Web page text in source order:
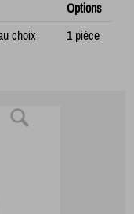
Options
choix
1 pièce